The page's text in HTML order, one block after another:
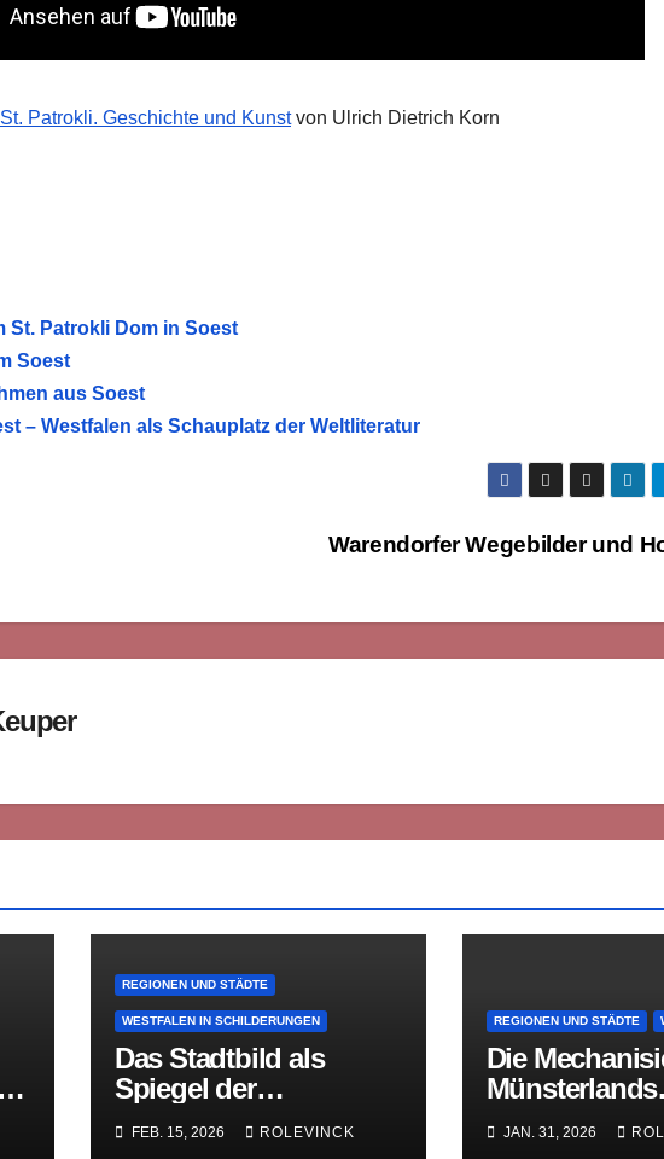
Patrokli. Geschichte und Kunstvon Ulrich Dietrich Korn
St. Patrokli Dom in Soest
Soest
aus Soest
– Westfalen als Schauplatz der Weltliteratur
Warendorfer Wegebilder und
REGIONEN UND STÄDTE
WESTFALEN IN SCHILDERUNGEN
Das Stadtbild als
Spiegel der
Geschichte
FEB. 15, 2026 ROLEVINCK
REGIONEN UND STÄDTE
Die
Münsterlands
vergessene
Textilpioniere
JAN. 31, 2026